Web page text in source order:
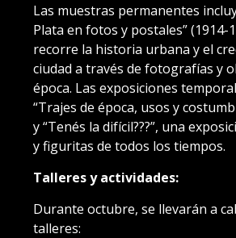
Las muestras permanentes
Plata en fotos y postales” (1914-
recorre la historia urbana y el
ciudad a través de fotografías y
época. Las exposiciones
“Trajes de época, usos y
y “Tenés la difícil???”, una
y figuritas de todos los tiempos.
Talleres y actividades:
Durante octubre, se llevarán a
talleres: